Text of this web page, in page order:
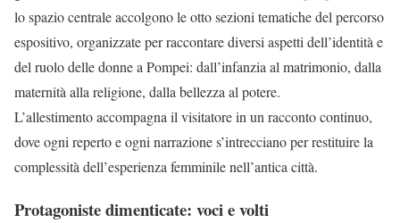
lo spazio centrale accolgono le otto sezioni tematiche del percorso
espositivo, organizzate per raccontare diversi aspetti dell’identità e
del ruolo delle donne a Pompei: dall’infanzia al matrimonio, dalla
maternità alla religione, dalla bellezza al potere.
L’allestimento accompagna il visitatore in un racconto continuo,
dove ogni reperto e ogni narrazione s’intrecciano per restituire la
complessità dell’esperienza femminile nell’antica città.
Protagoniste dimenticate: voci e volti